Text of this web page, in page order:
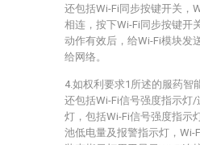
还包括Wi-Fi同步按键开关，
相连，按下Wi-Fi同步按键开
动作有效后，给Wi-Fi模块发
给网络。
4.如权利要求1所述的服药智
还包括Wi-Fi信号强度指示灯
灯，包括Wi-Fi信号强度指示
池低电量及报警指示灯，Wi-